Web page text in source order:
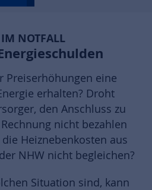
NOTFALL
Preiserhöhungen eine
erhalten? Droht
den Anschluss zu
nicht bezahlen
Heiznebenkosten aus
NHW nicht begleichen?
Situation sind, kann